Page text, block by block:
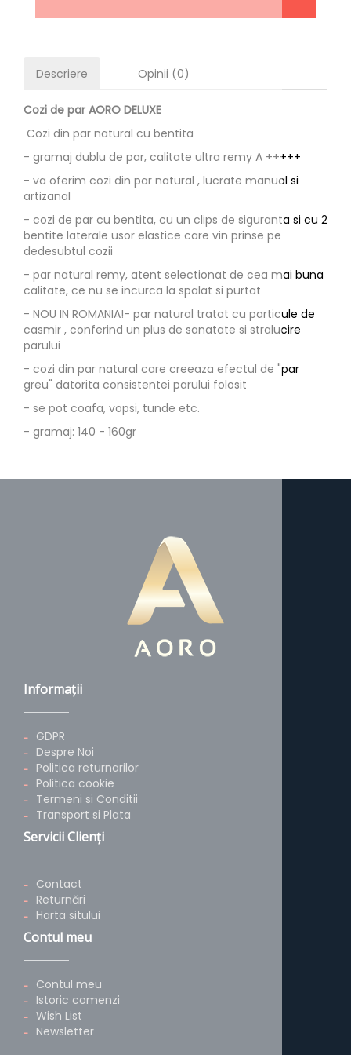
Descriere Opinii (0)
Cozi de par AORO DELUXE
Cozi din par natural cu bentita
- gramaj dublu de par, calitate ultra remy A +++++
- va oferim cozi din par natural , lucrate manual si
artizanal
- cozi de par cu bentita, cu un clips de siguranta si cu 2
bentite laterale usor elastice care vin prinse pe
dedesubtul cozii
- par natural remy, atent selectionat de cea mai buna
calitate, ce nu se incurca la spalat si purtat
- NOU IN ROMANIA!- par natural tratat cu particule de
casmir , conferind un plus de sanatate si stralucire
parului
- cozi din par natural care creeaza efectul de "par
greu" datorita consistentei parului folosit
- se pot coafa, vopsi, tunde etc.
- gramaj: 140 - 160gr
Informaţii
GDPR
Despre Noi
Politica returnarilor
Politica cookie
Termeni si Conditii
Transport si Plata
Servicii Clienţi
Contact
Returnări
Harta sitului
Contul meu
Contul meu
Istoric comenzi
Wish List
Newsletter